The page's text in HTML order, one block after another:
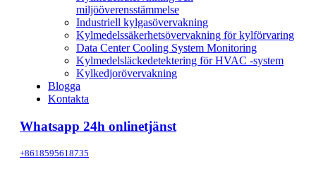
miljööverensstämmelse
Industriell kylgasövervakning
Kylmedelssäkerhetsövervakning för kylförvaring
Data Center Cooling System Monitoring
Kylmedelsläckedetektering för HVAC -system
Kylkedjorövervakning
Blogga
Kontakta
Whatsapp 24h onlinetjänst
+8618595618735